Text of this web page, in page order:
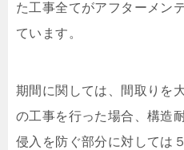
た工事全てがアフターメン
ています。
期間に関しては、間取りを
の工事を行った場合、構造
侵入を防ぐ部分に対しては５